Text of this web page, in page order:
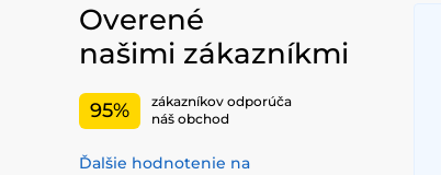
Overené
našimi zákazníkmi
95%
zákazníkov odporúča
náš obchod
Ďalšie hodnotenie na